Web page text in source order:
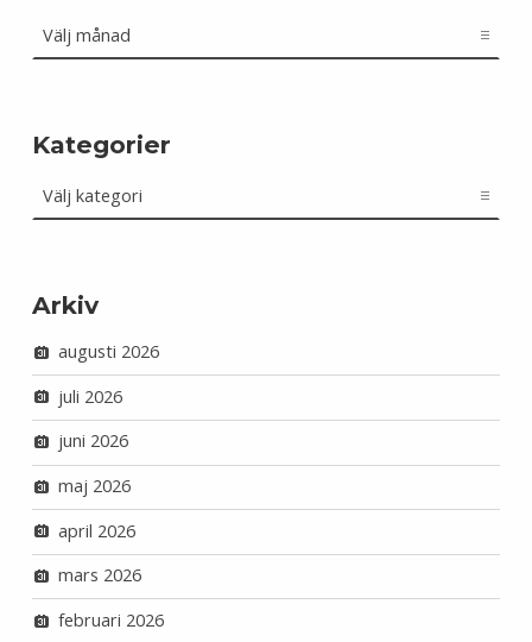
Kategorier
Arkiv
augusti 2026
juli 2026
juni 2026
maj 2026
april 2026
mars 2026
februari 2026